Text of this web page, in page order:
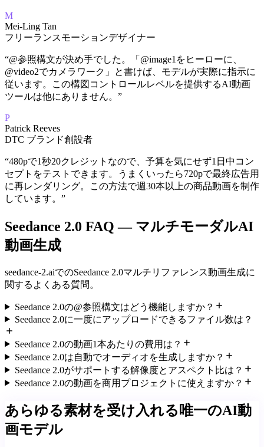
M
Mei-Ling Tan
フリーランスモーションデザイナー
“@参照構文が決め手でした。「@image1をヒーローに、
@video2でカメラワーク」と書けば、モデルが実際に指示に
従います。この構図コントロールレベルを提供するAI動画
ツールは他にありません。 ”
P
Patrick Reeves
DTC ブランド創設者
“480pで1秒20クレジットなので、予算を気にせず1日中コン
セプトをテストできます。うまくいったら720pで最終広告用
に再レンダリング。この方法で週30本以上の商品動画を制作
しています。 ”
Seedance 2.0 FAQ — マルチモーダルAI
動画生成
seedance-2.aiでのSeedance 2.0マルチリファレンス動画生成に
関するよくある質問。
Seedance 2.0の@参照構文はどう機能しますか？
Seedance 2.0に一度にアップロードできるファイル数は？
Seedance 2.0の動画1本あたりの費用は？
Seedance 2.0は自動でオーディオを生成しますか？
Seedance 2.0がサポートする解像度とアスペクト比は？
Seedance 2.0の動画を商用プロジェクトに使えますか？
あらゆる素材を受け入れる唯一のAI動
画モデル